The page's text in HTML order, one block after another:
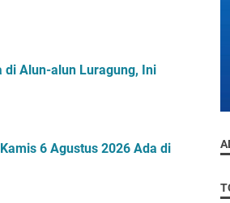
di Alun-alun Luragung, Ini
6 Agustus 2026 Ada di